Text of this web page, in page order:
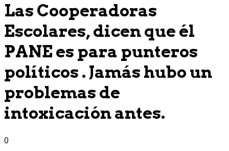
Las Cooperadoras
Escolares, dicen que él
PANE es para punteros
políticos . Jamás hubo un
problemas de
intoxicación antes.
0